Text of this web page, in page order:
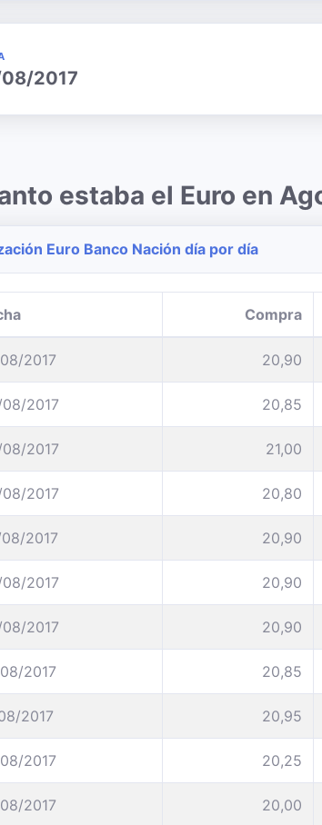
2017
estaba el Euro en
Euro Banco Nación día por día
Compra
2017 20,90
2017 20,85
2017 21,00
2017 20,80
2017 20,90
2017 20,90
2017 20,90
2017 20,85
2017 20,95
2017 20,25
2017 20,00